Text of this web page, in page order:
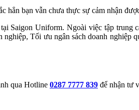
bạn vẫn chưa thực sự cảm nhận
Saigon Uniform. Ngoài việc tập
Tối ưu ngân sách doanh nghiệp
qua Hotline 0287 7777 839 để nhận tư